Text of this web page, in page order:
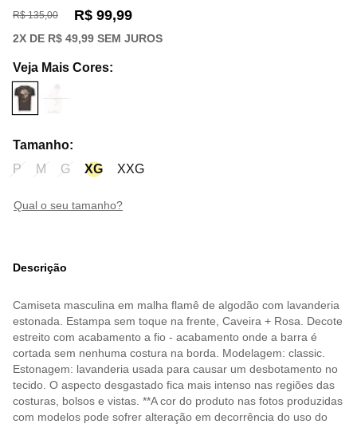
R$ 135,00 R$ 99,99
2X DE R$ 49,99 SEM JUROS
Veja Mais Cores:
Tamanho:
P
M G XG XXG
qual o seu tamanho?
Descrição
Camiseta masculina em malha flamê de algodão com lavanderia
estonada. Estampa sem toque na frente, Caveira + Rosa. Decote
estreito com acabamento a fio - acabamento onde a barra é
cortada sem nenhuma costura na borda. Modelagem: classic.
Estonagem: lavanderia usada para causar um desbotamento no
tecido. O aspecto desgastado fica mais intenso nas regiões das
costuras, bolsos e vistas. **A cor do produto nas fotos produzidas
com modelos pode sofrer alteração em decorrência do uso do